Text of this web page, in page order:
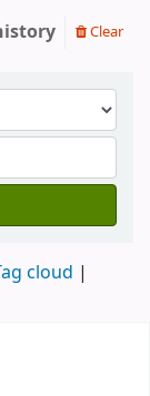
Clear
cloud